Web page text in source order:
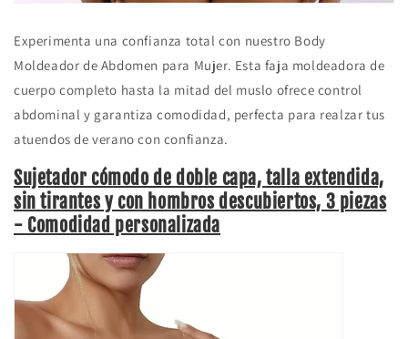
Experimenta una confianza total con nuestro Body
Moldeador de Abdomen para Mujer. Esta faja moldeadora de
cuerpo completo hasta la mitad del muslo ofrece control
abdominal y garantiza comodidad, perfecta para realzar tus
atuendos de verano con confianza.
Sujetador cómodo de doble capa, talla extendida,
sin tirantes y con hombros descubiertos, 3 piezas
- Comodidad personalizada